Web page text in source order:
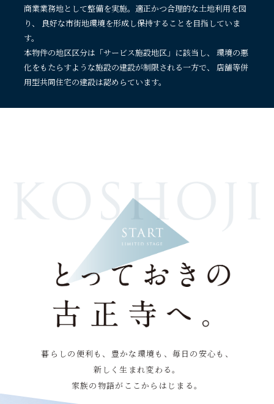
商業業務地として整備を実施。適正かつ合理的な土地利用を図
り、
良好な市街地環境を形成し保持することを目指していま
す。
本物件の地区区分は「サービス施設地区」に該当し、
環境の悪
化をもたらすような施設の建設が制限される一方で、
店舗等併
用型共同住宅の建設は認めらています。
暮らしの便利も、豊かな環境も、毎日の安心も、
新しく生まれ変わる。
家族の物語がここからはじまる。